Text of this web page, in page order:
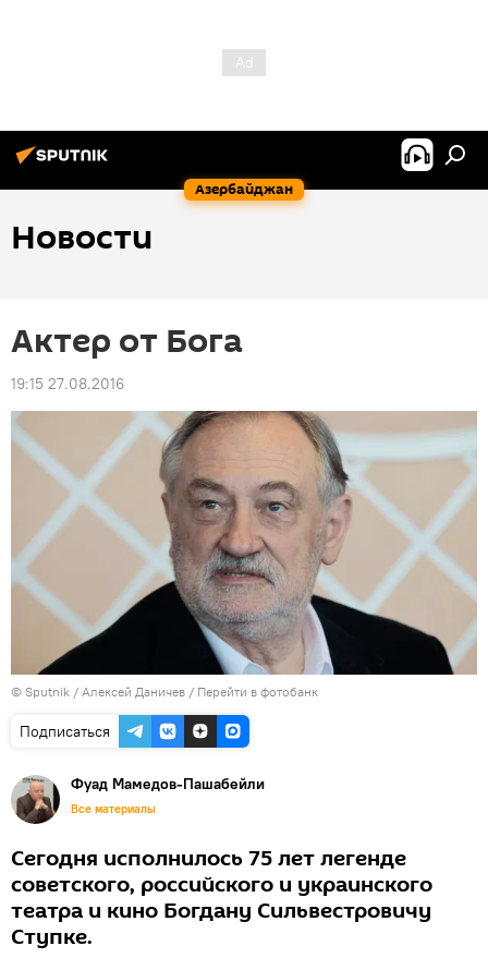
Азербайджан
Новости
Актер от Бога
19:15 27.08.2016
© Sputnik / Алексей Даничев / Перейти в фотобанк
Подписаться
Фуад Мамедов-Пашабейли
Все материалы
Сегодня исполнилось 75 лет легенде
советского, российского и украинского
театра и кино Богдану Сильвестровичу
Ступке.